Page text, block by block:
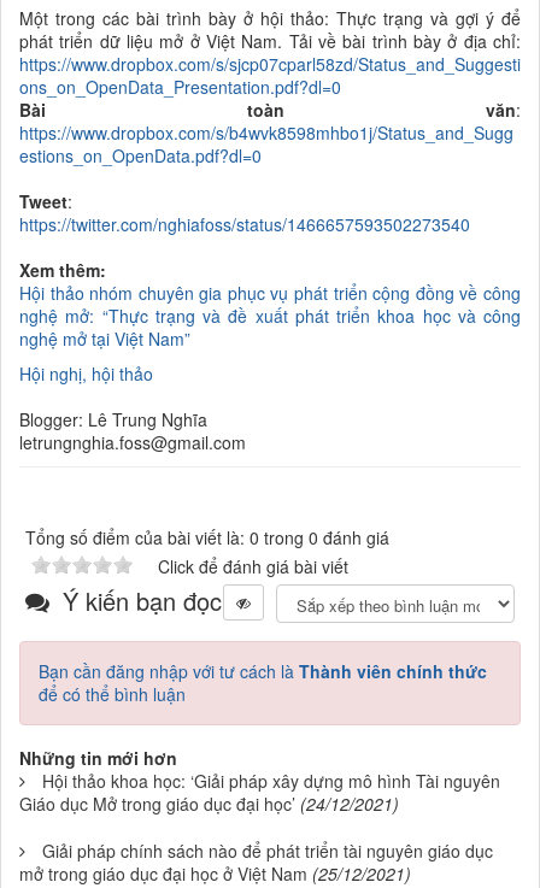
Một trong các bài trình bày ở hội thảo: Thực trạng và gợi ý để
phát triển dữ liệu mở ở Việt Nam. Tải về bài trình bày ở địa chỉ:
https://www.dropbox.com/s/sjcp07cparl58zd/Status_and_Suggesti
ons_on_OpenData_Presentation.pdf?dl=0
Bài toàn văn:
https://www.dropbox.com/s/b4wvk8598mhbo1j/Status_and_Sugg
estions_on_OpenData.pdf?dl=0
Tweet:
https://twitter.com/nghiafoss/status/1466657593502273540
Xem thêm:
Hội thảo nhóm chuyên gia phục vụ phát triển cộng đồng về công
nghệ mở: “Thực trạng và đề xuất phát triển khoa học và công
nghệ mở tại Việt Nam”
Hội nghị, hội thảo
Blogger: Lê Trung Nghĩa
letrungnghia.foss@gmail.com
Tổng số điểm của bài viết là: 0 trong 0 đánh giá
Click để đánh giá bài viết
Ý kiến bạn đọc
Bạn cần đăng nhập với tư cách là Thành viên chính thức
để có thể bình luận
Những tin mới hơn
Hội thảo khoa học: ‘Giải pháp xây dựng mô hình Tài nguyên
Giáo dục Mở trong giáo dục đại học’ (24/12/2021)
Giải pháp chính sách nào để phát triển tài nguyên giáo dục
mở trong giáo dục đại học ở Việt Nam (25/12/2021)